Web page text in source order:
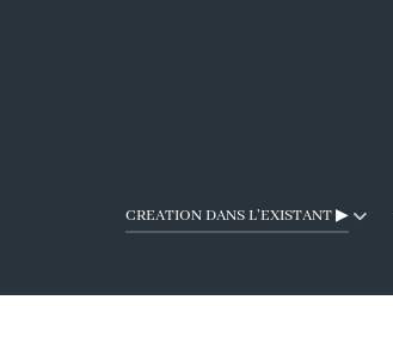
CREATION DANS L'EXISTANT ▶